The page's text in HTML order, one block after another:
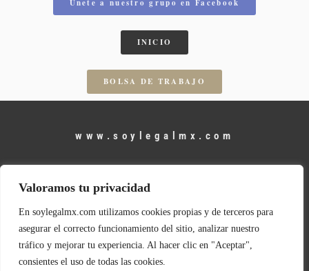
Valoramos tu privacidad
En soylegalmx.com utilizamos cookies propias y de terceros para
asegurar el correcto funcionamiento del sitio, analizar nuestro
tráfico y mejorar tu experiencia. Al hacer clic en "Aceptar",
consientes el uso de todas las cookies.
Únete a nuestro grupo en Facebook
INICIO
BOLSA DE TRABAJO
www.soylegalmx.com
Contáctanos
contacto@soylegalmx.com